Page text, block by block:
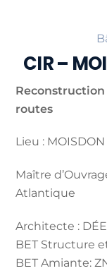
CIR –
Reconstruction
routes
Lieu :
Maître
Atlantique
Architecte :
BET Structure
BET Amiante: